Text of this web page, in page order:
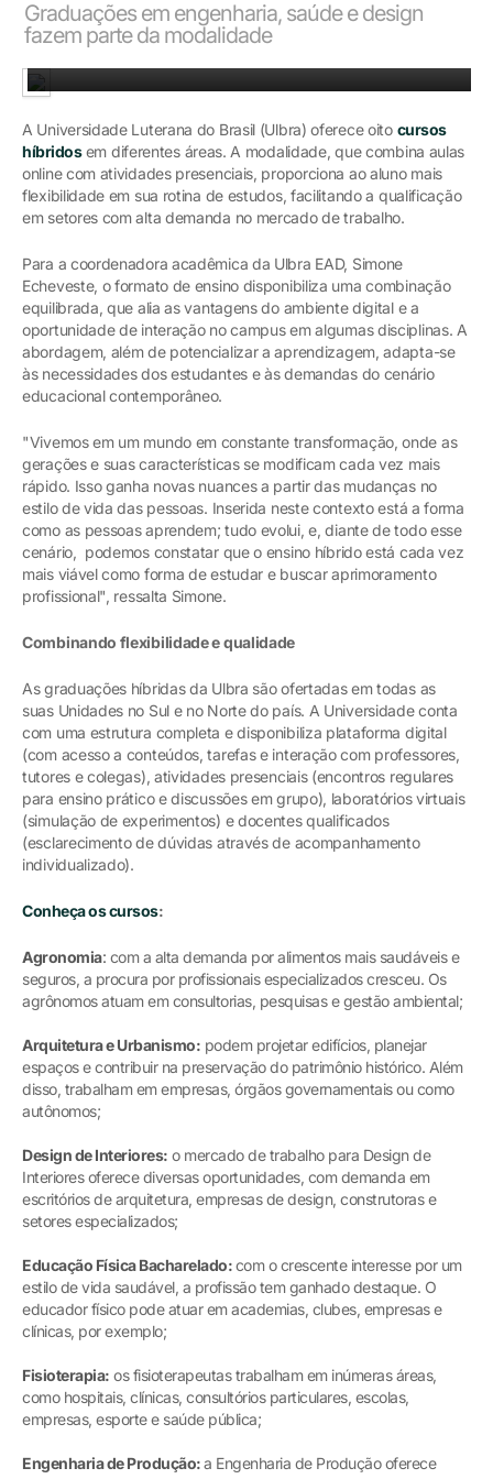
Graduações em engenharia, saúde e design
fazem parte da modalidade
A Universidade Luterana do Brasil (Ulbra) oferece oito cursos
híbridosem diferentes áreas. A modalidade, que combina aulas
online com atividades presenciais, proporciona ao aluno mais
flexibilidade em sua rotina de estudos, facilitando a qualificação
em setores com alta demanda no mercado de trabalho.
Para a coordenadora acadêmica da Ulbra EAD, Simone
Echeveste, o formato de ensino disponibiliza uma combinação
equilibrada, que alia as vantagens do ambiente digital e a
oportunidade de interação no campus em algumas disciplinas. A
abordagem, além de potencializar a aprendizagem, adapta-se
às necessidades dos estudantes e às demandas do cenário
educacional contemporâneo.
"Vivemos em um mundo em constante transformação, onde as
gerações e suas características se modificam cada vez mais
rápido. Isso ganha novas nuances a partir das mudanças no
estilo de vida das pessoas. Inserida neste contexto está a forma
como as pessoas aprendem; tudo evolui, e, diante de todo esse
cenário, podemos constatar que o ensino híbrido está cada vez
mais viável como forma de estudar e buscar aprimoramento
profissional", ressalta Simone.
Combinando flexibilidade e qualidade
As graduações híbridas da Ulbra são ofertadas em todas as
suas Unidades no Sul e no Norte do país. A Universidade conta
com uma estrutura completa e disponibiliza plataforma digital
(com acesso a conteúdos, tarefas e interação com professores,
tutores e colegas), atividades presenciais (encontros regulares
para ensino prático e discussões em grupo), laboratórios virtuais
(simulação de experimentos) e docentes qualificados
(esclarecimento de dúvidas através de acompanhamento
individualizado).
Conheça os cursos:
Agronomia: com a alta demanda por alimentos mais saudáveis e
seguros, a procura por profissionais especializados cresceu. Os
agrônomos atuam em consultorias, pesquisas e gestão ambiental;
Arquitetura e Urbanismo: podem projetar edifícios, planejar
espaços e contribuir na preservação do patrimônio histórico. Além
disso, trabalham em empresas, órgãos governamentais ou como
autônomos;
Design de Interiores: o mercado de trabalho para Design de
Interiores oferece diversas oportunidades, com demanda em
escritórios de arquitetura, empresas de design, construtoras e
setores especializados;
Educação Física Bacharelado:com o crescente interesse por um
estilo de vida saudável, a profissão tem ganhado destaque. O
educador físico pode atuar em academias, clubes, empresas e
clínicas, por exemplo;
Fisioterapia: os fisioterapeutas trabalham em inúmeras áreas,
como hospitais, clínicas, consultórios particulares, escolas,
empresas, esporte e saúde pública;
Engenharia de Produção:a Engenharia de Produção oferece